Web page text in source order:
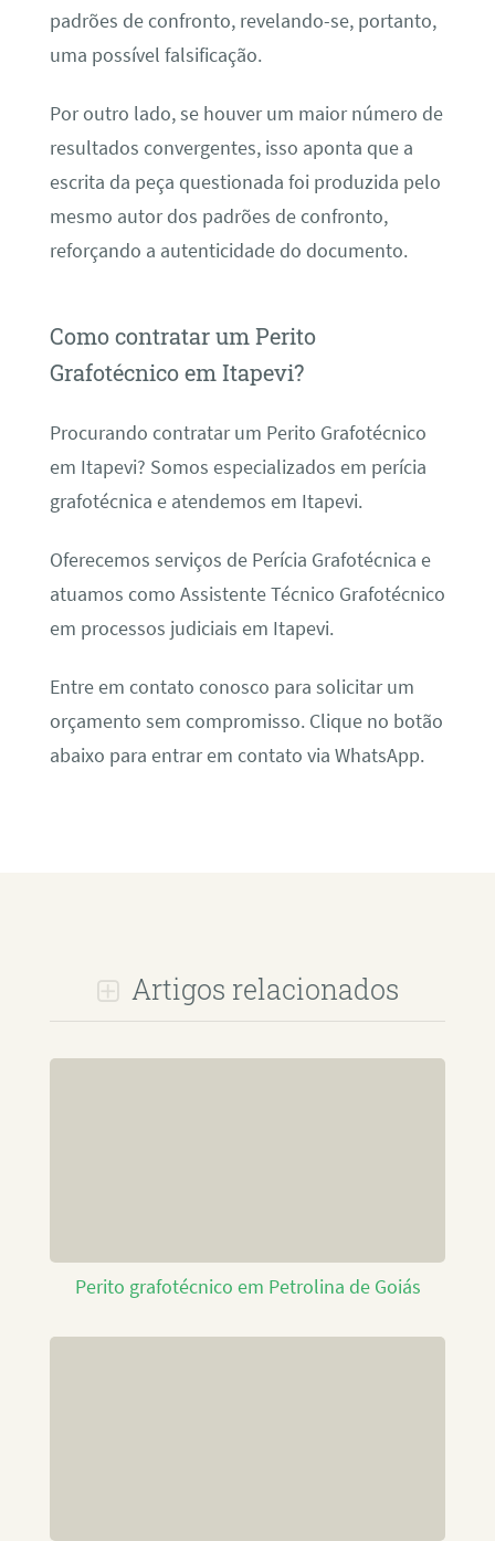
padrões de confronto, revelando-se, portanto,
uma possível falsificação.
Por outro lado, se houver um maior número de
resultados convergentes, isso aponta que a
escrita da peça questionada foi produzida pelo
mesmo autor dos padrões de confronto,
reforçando a autenticidade do documento.
Como contratar um Perito
Grafotécnico em Itapevi?
Procurando contratar um Perito Grafotécnico
em Itapevi? Somos especializados em perícia
grafotécnica e atendemos em Itapevi.
Oferecemos serviços de Perícia Grafotécnica e
atuamos como Assistente Técnico Grafotécnico
em processos judiciais em Itapevi.
Entre em contato conosco para solicitar um
orçamento sem compromisso. Clique no botão
abaixo para entrar em contato via WhatsApp.
Artigos relacionados
Perito grafotécnico em Petrolina de Goiás